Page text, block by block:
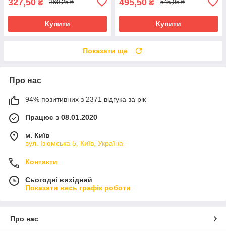
₴ 360,25 ₴
Купити
₴ 545,05 ₴
Купити
Показати ще
Про нас
94% позитивних з 2371 відгука за рік
Працює з 08.01.2020
м. Київ
вул. Ізюмська 5, Київ, Україна
Контакти
Сьогодні вихідний
Показати весь графік роботи
Про нас